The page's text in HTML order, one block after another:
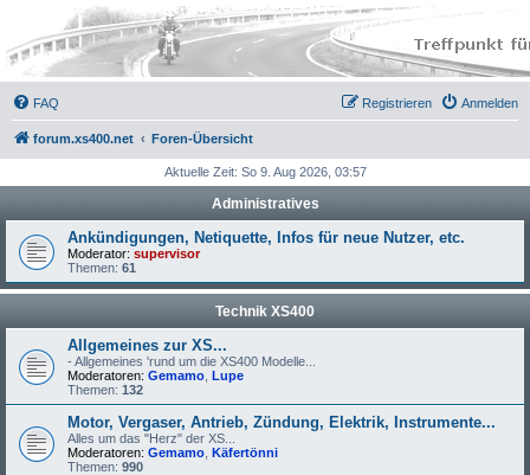
FAQ Anmelden
Registrieren
forum.xs400.net Foren-Übersicht
Aktuelle Zeit: So 9. Aug 2026, 03:57
Administratives
Ankündigungen, Netiquette, Infos für neue Nutzer, etc.
Moderator: supervisor
Themen: 61
Technik XS400
Allgemeines zur XS...
- Allgemeines 'rund um die XS400 Modelle...
Moderatoren: Gemamo Lupe
Themen: 132
Motor, Vergaser, Antrieb, Zündung, Elektrik, Instrumente...
Alles um das "Herz" der XS...
Moderatoren: Gemamo Käfertönni
Themen: 990